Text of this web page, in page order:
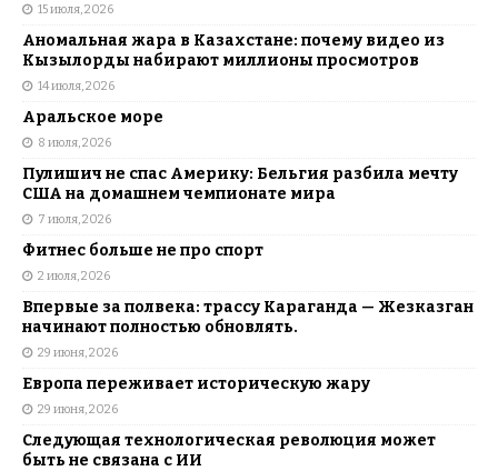
15 июля, 2026
Аномальная жара в Казахстане: почему видео из
Кызылорды набирают миллионы просмотров
14 июля, 2026
Аральское море
8 июля, 2026
Пулишич не спас Америку: Бельгия разбила мечту
США на домашнем чемпионате мира
7 июля, 2026
Фитнес больше не про спорт
2 июля, 2026
Впервые за полвека: трассу Караганда — Жезказган
начинают полностью обновлять.
29 июня, 2026
Европа переживает историческую жару
29 июня, 2026
Следующая технологическая революция может
быть не связана с ИИ